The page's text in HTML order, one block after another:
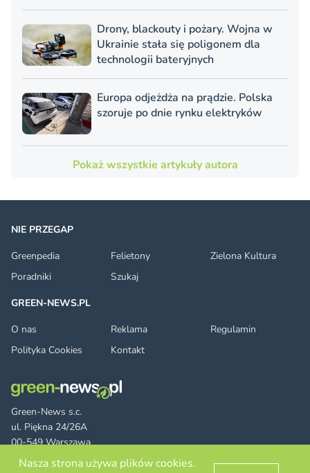
Drony, blackouty i pożary. Wojna w
Ukrainie stała się poligonem dla
technologii bateryjnych
Europa odjeżdża na prądzie. Polska
szoruje po dnie rynku elektryków
Pokaż wszystkie artykuły autora
Green-News s.c.
ul. Piękna 24/26A
00-549 Warszawa
NIE PRZEGAP
Greenpedia
Felietony
Zielona Kultura
Poradniki
Szukaj
GREEN-NEWS.PL
O nas
Reklama
Regulamin
Polityka Cookies
Kontakt
Nasza strona używa plików cookies.